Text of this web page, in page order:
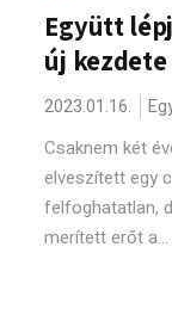
Együtt
új kezdete
2023.01.16.
Csaknem két
elveszített egy
felfoghatatlan,
merített erőt a...